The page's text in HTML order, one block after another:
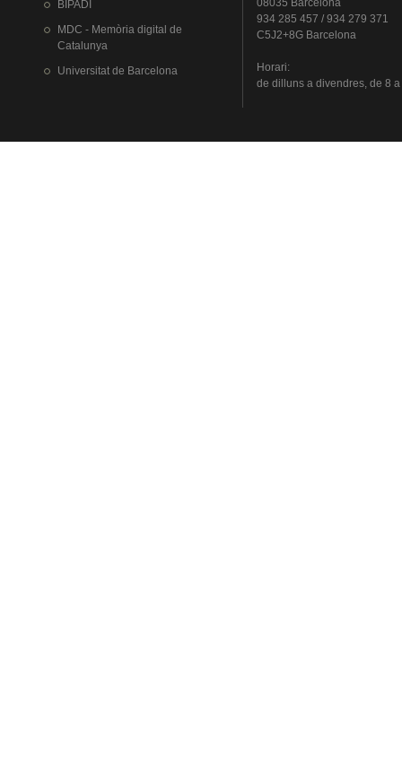
BIPADI
MDC - Memòria digital de
Catalunya
Universitat de Barcelona
08035 Barcelona
934 285 457 / 934 279 371
C5J2+8G Barcelona
Horari:
de dillunsa divendres, de 8